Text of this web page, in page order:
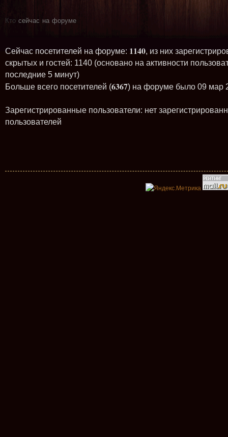
Кто сейчас на форуме
Сейчас посетителей на форуме: 1140, из них
скрытых и гостей: 1140 (основано на активности
последние 5 минут)
Больше всего посетителей (6367) на форуме было 09 мар
Зарегистрированные пользователи: нет
пользователей